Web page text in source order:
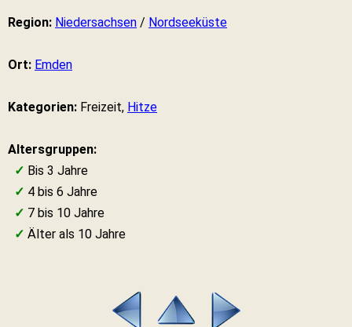
Region: Niedersachsen / Nordseeküste
Ort: Emden
Kategorien: Freizeit, Hitze
Altersgruppen:
✓ Bis 3 Jahre
✓ 4 bis 6 Jahre
✓ 7 bis 10 Jahre
✓ Älter als 10 Jahre